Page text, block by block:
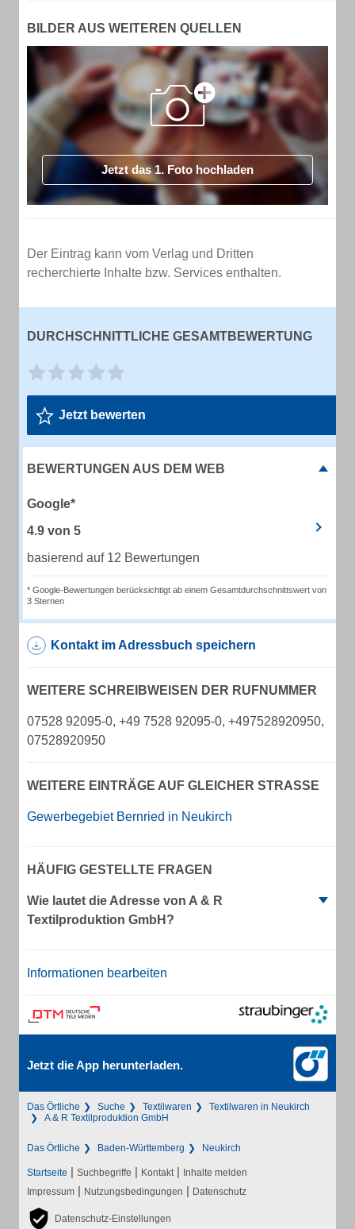
BILDER AUS WEITEREN QUELLEN
Jetzt das 1. Foto hochladen
Der Eintrag kann vom Verlag und Dritten
recherchierte Inhalte bzw. Services enthalten.
DURCHSCHNITTLICHE GESAMTBEWERTUNG
Jetzt bewerten
BEWERTUNGEN AUS DEM WEB
Google*
4.9 von 5
basierend auf 12 Bewertungen
* Google-Bewertungen berücksichtigt ab einem Gesamtdurchschnittswert von
3 Sternen
Kontakt im Adressbuch speichern
WEITERE SCHREIBWEISEN DER RUFNUMMER
07528 92095-0, +49 7528 92095-0, +497528920950,
07528920950
WEITERE EINTRÄGE AUF GLEICHER STRASSE
Gewerbegebiet Bernried in Neukirch
HÄUFIG GESTELLTE FRAGEN
Wie lautet die Adresse von A & R
Textilproduktion GmbH?
Informationen bearbeiten
Jetzt die App herunterladen.
Das Örtliche Suche Textilwaren
Textilwaren in Neukirch
A & R Textilproduktion GmbH
Das Örtliche Baden-Württemberg Neukirch
Startseite | Suchbegriffe | Kontakt | Inhalte melden
Impressum | Nutzungsbedingungen | Datenschutz
Datenschutz-Einstellungen